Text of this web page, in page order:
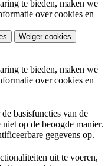
te bieden, maken we
over cookies en
Weiger cookies
te bieden, maken we
over cookies en
basisfuncties van de
op de beoogde manier.
gegevens op.
uit te voeren,